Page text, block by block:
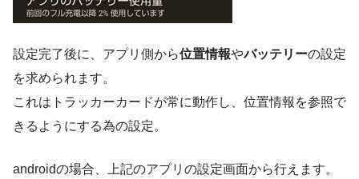
設定完了後に、アプリ側から位置情報やバッテリーの設定
を求められます。
これはトラッカーカードが常に動作し、位置情報を参照で
きるようにする為の設定。
androidの場合、上記のアプリの設定画面から行えます。